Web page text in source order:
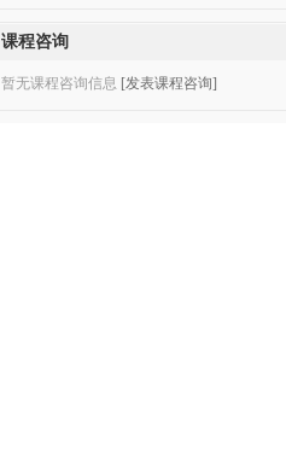
课程咨询
暂无课程咨询信息 [发表课程咨询]